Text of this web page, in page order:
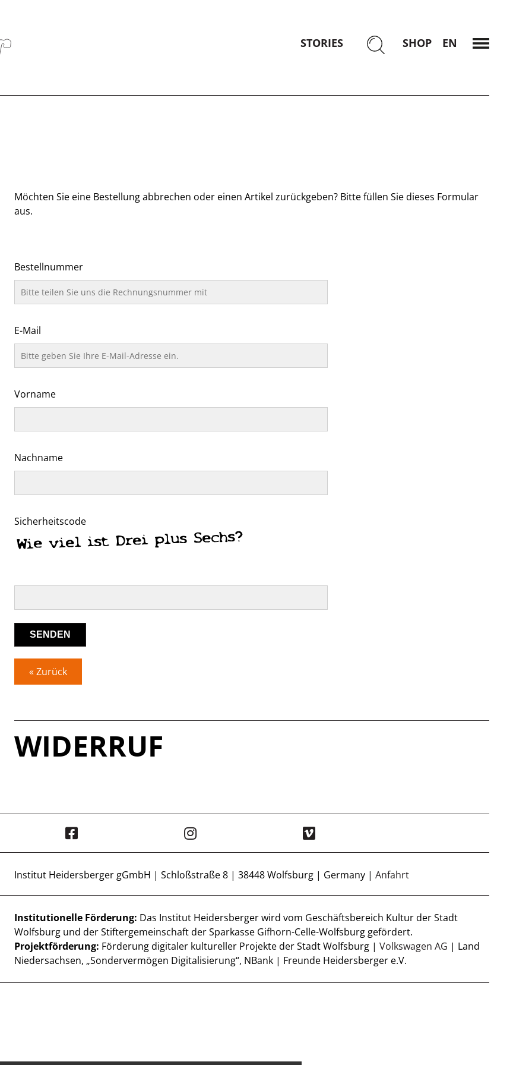
STORIES SHOP ENGLISCH
MENÜ
Möchten Sie eine Bestellung abbrechen oder einen Artikel zurückgeben? Bitte füllen Sie dieses Formular
aus.
Bestellnummer
E-Mail
Vorname
Nachname
Sicherheitscode
« Zurück
WIDERRUF
Institut Heidersberger gGmbH | Schloßstraße 8 | 38448 Wolfsburg | Germany | Anfahrt
Institutionelle Förderung: Das Institut Heidersberger wird vom Geschäftsbereich Kultur der Stadt
Wolfsburg und der Stiftergemeinschaft der Sparkasse Gifhorn-Celle-Wolfsburg gefördert.
Projektförderung: Förderung digitaler kultureller Projekte der Stadt Wolfsburg | Volkswagen AG | Land
Niedersachsen, „Sondervermögen Digitalisierung“, NBank | Freunde Heidersberger e.V.